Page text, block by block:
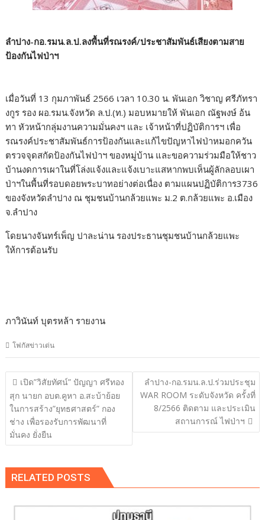
ลำปาง-กอ.รมน.ล.ป.ลงพื้นที่รณรงค์/ประชาสัมพันธ์เสียงตามสาย
ป้องกันไฟป่าฯ
เมื่อวันที่ 13 กุมภาพันธ์​ 2566 เวลา 10.30 น. พันเอก​ วิชาญ ศรีภัทรา
งกูร รอง ผอ.รมน.จังหวัด ล.ป.(ท.) มอบหมายให้ พันเอก​ ณัฐพงษ์ อ้น
ทา หัวหน้ากลุ่มงานความมั่นคงฯ และ เจ้าหน้าที่ปฏิบัติการฯ เพื่อ
รณรงค์ประชาสัมพันธ์การป้องกันและแก้ไขปัญหาไฟป่าหมอกควัน
ตรวจจุดสกัดป้องกันไฟป่าฯ ของหมู่บ้าน และขอความร่วมมือให้ชาว
บ้านงดการเผาในที่โล่งแจ้งและแจ้งเบาะแสหากพบเห็นผู้ลักลอบเผา
ป่าฯในพื้นที่รอบดอยพระบาทอย่างต่อเนื่อง​ ตามแผนปฏิบัติการ3736
ของจังหวัดลำปาง ณ ชุมชนบ้านกล้วยแพะ ม.2 ต.กล้วยแพะ อ.เมือง
จ.ลำปาง
โดยนางจันทร์เพ็ญ ปาละน่าน รองประธานชุมชนบ้านกล้วยแพะ
ให้การต้อนรับ
ภาวิ​นันท์​ บุตร​หล้า​ รายงาน
โฟกัสข่าวเด่น
แนะแนว
เรื่อง
เปิด”วิสัยทัศน์” ปัญญา ศรีทอง
สุก นายก อบต.คูหา อ.สะบ้าย้อย
ในการสร้าง”ยุทธศาสตร์” กอง
ช่าง เพื่อรองรับการพัฒนาที่
มั่นคง ยั่งยืน
ลำปาง-กอ.รมน.ล.ป.ร่วมประชุม
WAR ROOM ระดับจังหวัด ครั้งที่
8/2566 ติดตาม และประเมิน
สถานการณ์ ไฟป่าฯ
RELATED POSTS